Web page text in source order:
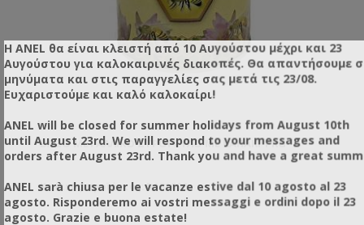
ΒΆΖΟ ΜΕΤΑΛΛΙΚΌ ΣΤΡΟΓΓΥΛΌ ΜΕ ΚΑΠΆΚΙ 1 KG
Κωδικός προϊόντος: DA31000
Η ANEL θα είναι κλειστή από 10 Αυγούστου μέχρι και 23
Αυγούστου για καλοκαιρινές διακοπές. Θα απαντήσουμε
μηνύματα και στις παραγγελίες σας μετά τις 23/08.
Ευχαριστούμε και καλό καλοκαίρι!
ANEL will be closed for summer holidays from August 10th
until August 23rd. We will respond to your messages and
orders after August 23rd. Thank you and have a great
ANEL sarà chiusa per le vacanze estive dal 10 agosto al 23
agosto. Risponderemo ai vostri messaggi e ordini dopo il 23
agosto. Grazie e buona estate!